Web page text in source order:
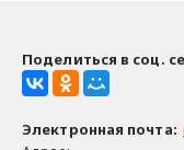
Поделиться в соц.
Электронная почта: